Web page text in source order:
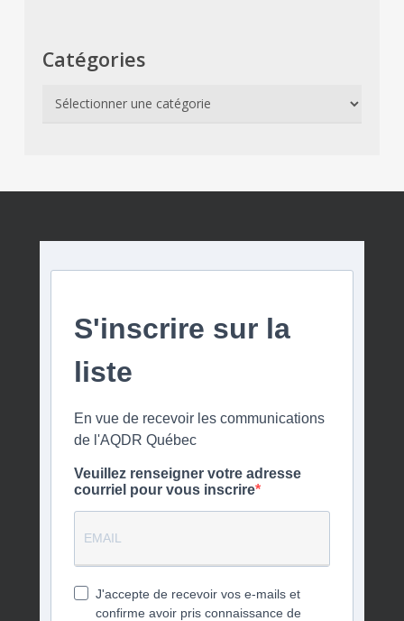
Catégories
Catégories
S'inscrire sur la
liste
En vue de recevoir les communications
de l'AQDR Québec
Veuillez renseigner votre adresse
courriel pour vous inscrire
J'accepte de recevoir vos e-mails et
confirme avoir pris connaissance de